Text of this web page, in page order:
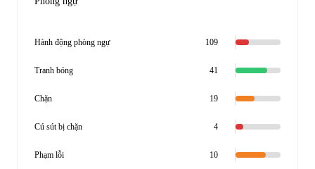
Hành động phòng ngự 109
Tranh bóng 41
Chặn 19
Cú sút bị chặn 4
Phạm lỗi 10